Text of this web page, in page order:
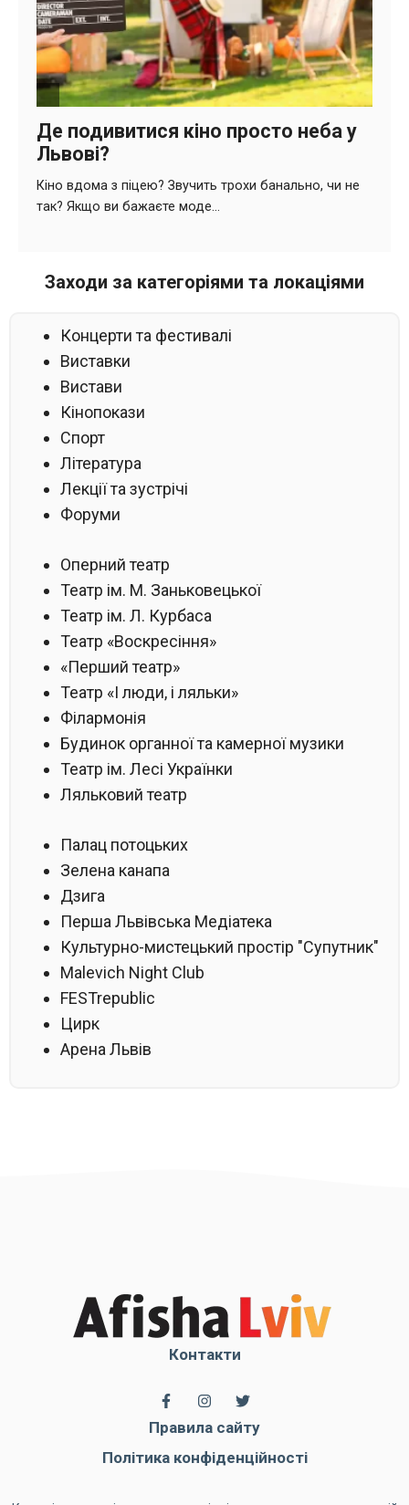
Заходи за категоріями та локаціями
Концерти та фестивалі
Виставки
Вистави
Кінопокази
Спорт
Література
Лекції та зустрічі
Форуми
Оперний театр
Театр ім. М. Заньковецької
Театр ім. Л. Курбаса
Театр «Воскресіння»
«Перший театр»
Театр «І люди, і ляльки»
Філармонія
Будинок органної та камерної музики
Театр ім. Лесі Українки
Ляльковий театр
Палац потоцьких
Зелена канапа
Дзига
Перша Львівська Медіатека
Культурно-мистецький простір "Супутник"
Malevich Night Club
FESTrepublic
Цирк
Арена Львів
Контакти
Правила сайту
Політика конфіденційності